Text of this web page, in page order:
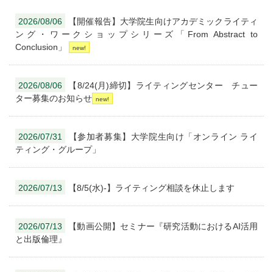
2026/08/06
【開催報告】大学院生向けアカデミックライティ
ング・ワークショップシリーズ「From Abstract to
Conclusion」
2026/08/06
【8/24(月)締切】ライティングセンター チュー
ター募集のお知らせ
2026/07/31
【参加者募集】大学院生向け「オンライン ライ
ティング・グループ」
2026/07/13 【8/5(水)-】ライティング相談を休止します
2026/07/13
【動画公開】セミナー『研究活動におけるAI活用
と出版倫理』